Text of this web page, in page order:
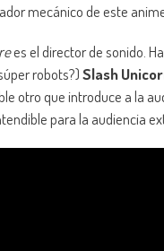
mecánico de este
es el director de sonido.
robots?)Slash
otro que introduce a la
para la audiencia